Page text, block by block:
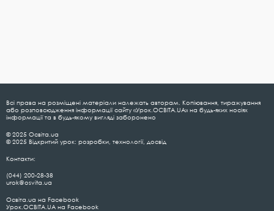
Всі права на розміщені матеріали належать авторам. Копіювання, тиражування
або розповсюдження інформації сайту «Урок.ОСВІТА.UA» на будь-яких носіях
інформації та в будь-якому вигляді заборонено
© 2025 Освіта.ua
© 2025 Відкритий урок: розробки, технології, досвід
Контакти:
(044) 200-28-38
urok@osvita.ua
Освіта.ua на Facebook
Урок.ОСВІТА.UA на Facebook